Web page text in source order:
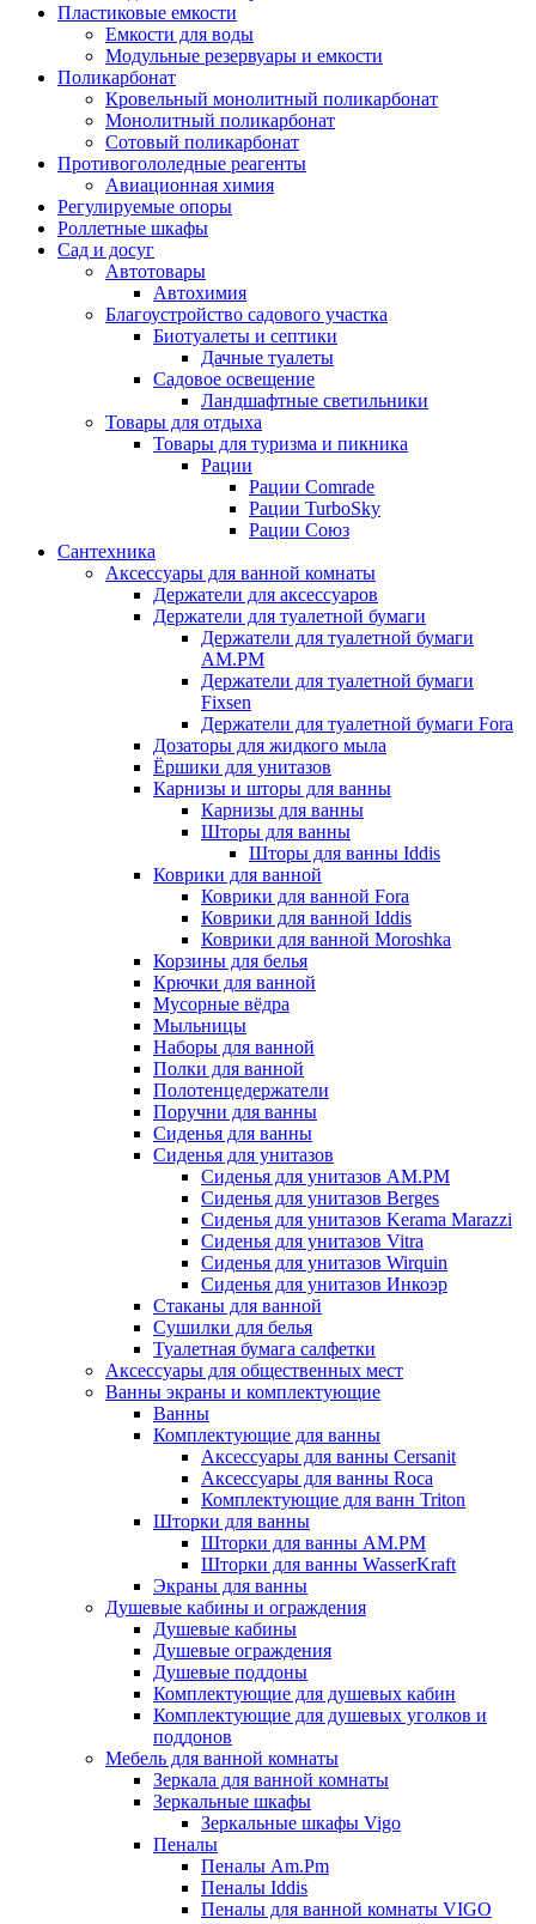
Пластиковые емкости
Емкости для воды
Модульные резервуары и емкости
Поликарбонат
Кровельный монолитный поликарбонат
Монолитный поликарбонат
Сотовый поликарбонат
Противогололедные реагенты
Авиационная химия
Регулируемые опоры
Роллетные шкафы
Сад и досуг
Автотовары
Автохимия
Благоустройство садового участка
Биотуалеты и септики
Дачные туалеты
Садовое освещение
Ландшафтные светильники
Товары для отдыха
Товары для туризма и пикника
Рации
Рации Comrade
Рации TurboSky
Рации Союз
Сантехника
Аксессуары для ванной комнаты
Держатели для аксессуаров
Держатели для туалетной бумаги
Держатели для туалетной бумаги
AM.PM
Держатели для туалетной бумаги
Fixsen
Держатели для туалетной бумаги Fora
Дозаторы для жидкого мыла
Ёршики для унитазов
Карнизы и шторы для ванны
Карнизы для ванны
Шторы для ванны
Шторы для ванны Iddis
Коврики для ванной
Коврики для ванной Fora
Коврики для ванной Iddis
Коврики для ванной Moroshka
Корзины для белья
Крючки для ванной
Мусорные вёдра
Мыльницы
Наборы для ванной
Полки для ванной
Полотенцедержатели
Поручни для ванны
Сиденья для ванны
Сиденья для унитазов
Сиденья для унитазов AM.PM
Сиденья для унитазов Berges
Сиденья для унитазов Kerama Marazzi
Сиденья для унитазов Vitra
Сиденья для унитазов Wirquin
Сиденья для унитазов Инкоэр
Стаканы для ванной
Сушилки для белья
Туалетная бумага салфетки
Аксессуары для общественных мест
Ванны экраны и комплектующие
Ванны
Комплектующие для ванны
Аксессуары для ванны Cersanit
Аксессуары для ванны Roca
Комплектующие для ванн Triton
Шторки для ванны
Шторки для ванны AM.PM
Шторки для ванны WasserKraft
Экраны для ванны
Душевые кабины и ограждения
Душевые кабины
Душевые ограждения
Душевые поддоны
Комплектующие для душевых кабин
Комплектующие для душевых уголков и
поддонов
Мебель для ванной комнаты
Зеркала для ванной комнаты
Зеркальные шкафы
Зеркальные шкафы Vigo
Пеналы
Пеналы Am.Pm
Пеналы Iddis
Пеналы для ванной комнаты VIGO